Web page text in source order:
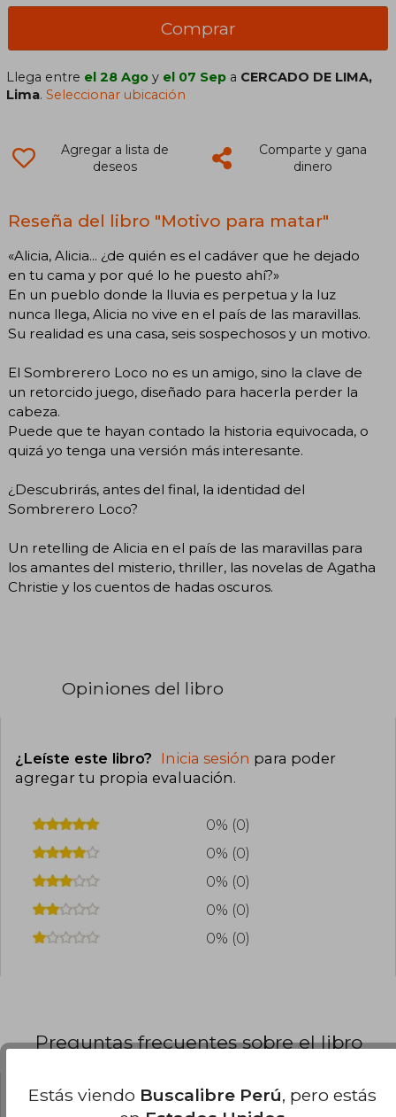
Comprar
Llega entre el 28 Ago y el 07 Sep a CERCADO DE LIMA,
Lima.Seleccionar ubicación
Agregar a lista de
deseos
Comparte y gana
dinero
Reseña del libro "Motivo para matar"
«Alicia, Alicia... ¿de quién es el cadáver que he dejado
en tu cama y por qué lo he puesto ahí?»
En un pueblo donde la lluvia es perpetua y la luz
nunca llega, Alicia no vive en el país de las maravillas.
Su realidad es una casa, seis sospechosos y un motivo.
El Sombrerero Loco no es un amigo, sino la clave de
un retorcido juego, diseñado para hacerla perder la
cabeza.
Puede que te hayan contado la historia equivocada, o
quizá yo tenga una versión más interesante.
¿Descubrirás, antes del final, la identidad del
Sombrerero Loco?
Un retelling de Alicia en el país de las maravillas para
los amantes del misterio, thriller, las novelas de Agatha
Christie y los cuentos de hadas oscuros.
Opiniones del libro
¿Leíste este libro? Inicia sesión para poder
agregar tu propia evaluación.
0% (0)
0% (0)
0% (0)
0% (0)
0% (0)
Preguntas frecuentes sobre el libro
¿El libro es original?
Estás viendo Buscalibre Perú, pero estás